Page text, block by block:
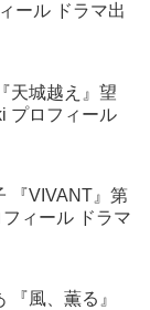
ール ドラマ出
天城越え』望
プロフィール
『VIVANT』第
ィール ドラマ
『風、薫る』